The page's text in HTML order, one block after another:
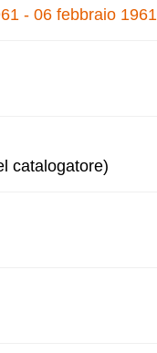
- 06 febbraio 1961
catalogatore)